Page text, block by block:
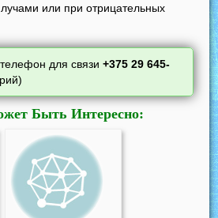
или при отрицательных
для связи+375 29 645-
Быть Интересно: